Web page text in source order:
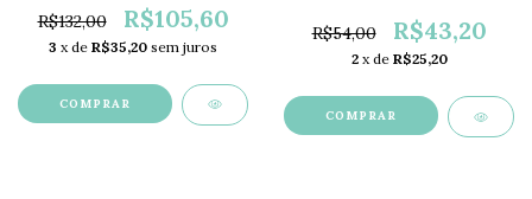
R$132,00 R$105,60
3 x de R$35,20 sem juros
COMPRAR
R$54,00 R$43,20
2 x de R$25,20
COMPRAR